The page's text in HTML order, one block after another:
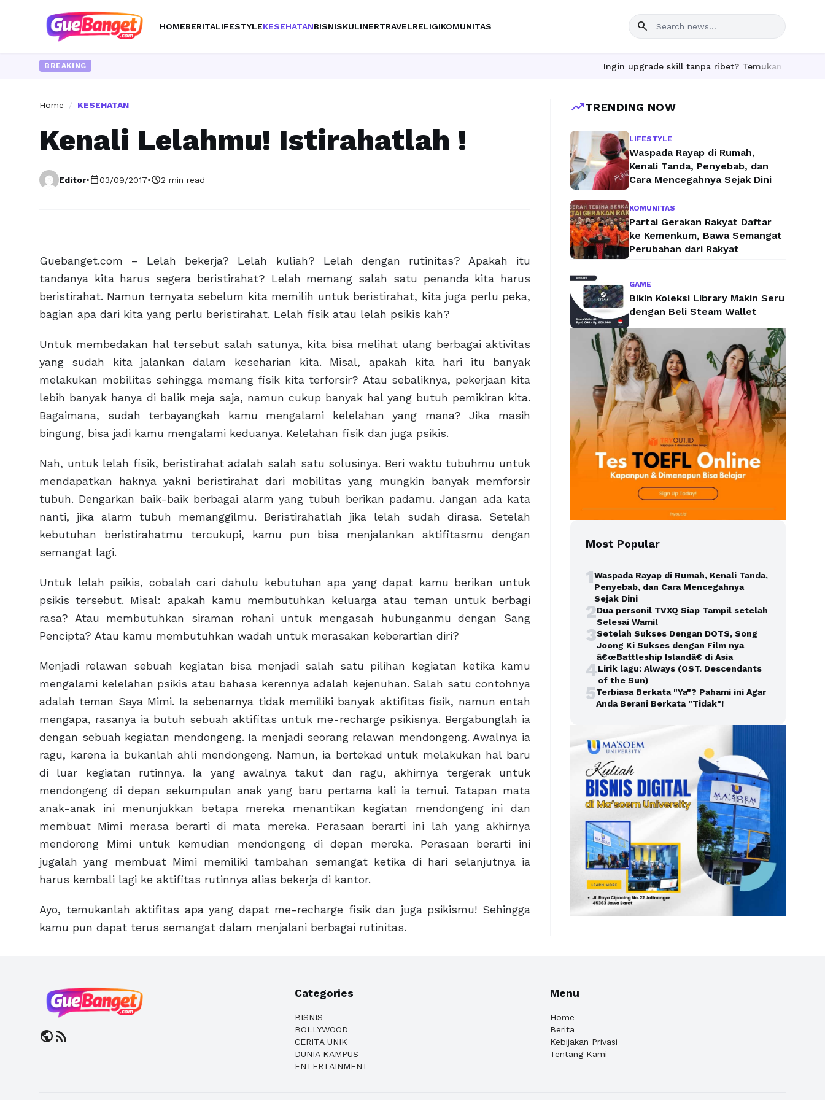
HOMEBERITALIFESTYLEKESEHATANBISNISKULINERTRAVELRELIGIKOMUNITAS search
BREAKING Ingin upgrade skill tanpa ribet? Temukan kelas seru
Home / KESEHATAN
Kenali Lelahmu! Istirahatlah !
Editor•calendar_today03/09/2017•schedule2 min read
Guebanget.com – Lelah bekerja? Lelah kuliah? Lelah dengan rutinitas? Apakah itu
tandanya kita harus segera beristirahat? Lelah memang salah satu penanda kita harus
beristirahat. Namun ternyata sebelum kita memilih untuk beristirahat, kita juga perlu peka,
bagian apa dari kita yang perlu beristirahat. Lelah fisik atau lelah psikis kah?
Untuk membedakan hal tersebut salah satunya, kita bisa melihat ulang berbagai aktivitas
yang sudah kita jalankan dalam keseharian kita. Misal, apakah kita hari itu banyak
melakukan mobilitas sehingga memang fisik kita terforsir? Atau sebaliknya, pekerjaan kita
lebih banyak hanya di balik meja saja, namun cukup banyak hal yang butuh pemikiran kita.
Bagaimana, sudah terbayangkah kamu mengalami kelelahan yang mana? Jika masih
bingung, bisa jadi kamu mengalami keduanya. Kelelahan fisik dan juga psikis.
Nah, untuk lelah fisik, beristirahat adalah salah satu solusinya. Beri waktu tubuhmu untuk
mendapatkan haknya yakni beristirahat dari mobilitas yang mungkin banyak memforsir
tubuh. Dengarkan baik-baik berbagai alarm yang tubuh berikan padamu. Jangan ada kata
nanti, jika alarm tubuh memanggilmu. Beristirahatlah jika lelah sudah dirasa. Setelah
kebutuhan beristirahatmu tercukupi, kamu pun bisa menjalankan aktifitasmu dengan
semangat lagi.
Untuk lelah psikis, cobalah cari dahulu kebutuhan apa yang dapat kamu berikan untuk
psikis tersebut. Misal: apakah kamu membutuhkan keluarga atau teman untuk berbagi
rasa? Atau membutuhkan siraman rohani untuk mengasah hubunganmu dengan Sang
Pencipta? Atau kamu membutuhkan wadah untuk merasakan keberartian diri?
Menjadi relawan sebuah kegiatan bisa menjadi salah satu pilihan kegiatan ketika kamu
mengalami kelelahan psikis atau bahasa kerennya adalah kejenuhan. Salah satu contohnya
adalah teman Saya Mimi. Ia sebenarnya tidak memiliki banyak aktifitas fisik, namun entah
mengapa, rasanya ia butuh sebuah aktifitas untuk me-recharge psikisnya. Bergabunglah ia
dengan sebuah kegiatan mendongeng. Ia menjadi seorang relawan mendongeng. Awalnya ia
ragu, karena ia bukanlah ahli mendongeng. Namun, ia bertekad untuk melakukan hal baru
di luar kegiatan rutinnya. Ia yang awalnya takut dan ragu, akhirnya tergerak untuk
mendongeng di depan sekumpulan anak yang baru pertama kali ia temui. Tatapan mata
anak-anak ini menunjukkan betapa mereka menantikan kegiatan mendongeng ini dan
membuat Mimi merasa berarti di mata mereka. Perasaan berarti ini lah yang akhirnya
mendorong Mimi untuk kemudian mendongeng di depan mereka. Perasaan berarti ini
jugalah yang membuat Mimi memiliki tambahan semangat ketika di hari selanjutnya ia
harus kembali lagi ke aktifitas rutinnya alias bekerja di kantor.
Ayo, temukanlah aktifitas apa yang dapat me-recharge fisik dan juga psikismu! Sehingga
kamu pun dapat terus semangat dalam menjalani berbagai rutinitas.
trending_upTRENDING NOW
LIFESTYLE
Waspada Rayap di Rumah,
Kenali Tanda, Penyebab, dan
Cara Mencegahnya Sejak Dini
KOMUNITAS
Partai Gerakan Rakyat Daftar
ke Kemenkum, Bawa Semangat
Perubahan dari Rakyat
GAME
Bikin Koleksi Library Makin Seru
dengan Beli Steam Wallet
Most Popular
1Waspada Rayap di Rumah, Kenali Tanda,
Penyebab, dan Cara Mencegahnya
Sejak Dini
2Dua personil TVXQ Siap Tampil setelah
Selesai Wamil
3Setelah Sukses Dengan DOTS, Song
Joong Ki Sukses dengan Film nya
â€œBattleship Islandâ€ di Asia
4Lirik lagu: Always (OST. Descendants
of the Sun)
5Terbiasa Berkata "Ya"? Pahami ini Agar
Anda Berani Berkata "Tidak"!
publicrss_feed
Categories
BISNIS
BOLLYWOOD
CERITA UNIK
DUNIA KAMPUS
ENTERTAINMENT
Menu
Home
Berita
Kebijakan Privasi
Tentang Kami